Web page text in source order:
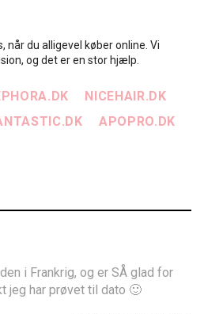
når du alligevel køber online. Vi
og det er en stor hjælp.
NICEHAIR.DK
APOPRO.DK
i Frankrig, og er SÅ glad for
jeg har prøvet til dato 🙂